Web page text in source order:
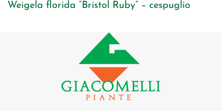
Weigela florida “Bristol Ruby” – cespuglio